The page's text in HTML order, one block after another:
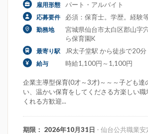
雇用形態 パート・アルバイト
応募要件 必須：保育士。学歴。経験等
勤務地
宮城県仙台市太白区郡山字
ら保育園K
最寄り駅 JR太子堂駅 から徒歩で20分
給与 時給1,100円～1,100円
企業主導型保育(0才～3才)～～～子ども達
い、温かい保育をしてくださる方楽しい
くれる方歓迎...
期限： 2026年10月31日 - 仙台公共職業安